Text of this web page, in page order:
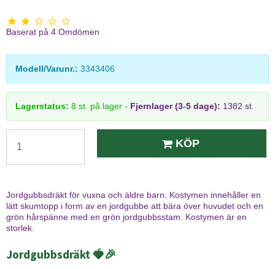
Baserat på 4 Omdömen
Modell/Varunr.: 3343406
Lagerstatus: 8 st. på lager - Fjernlager (3-5 dage): 1382 st.
KÖP
Jordgubbsdräkt för vuxna och äldre barn. Kostymen innehåller en
lätt skumtopp i form av en jordgubbe att bära över huvudet och en
grön hårspänne med en grön jordgubbsstam. Kostymen är en
storlek.
Jordgubbsdräkt 🍓🎉